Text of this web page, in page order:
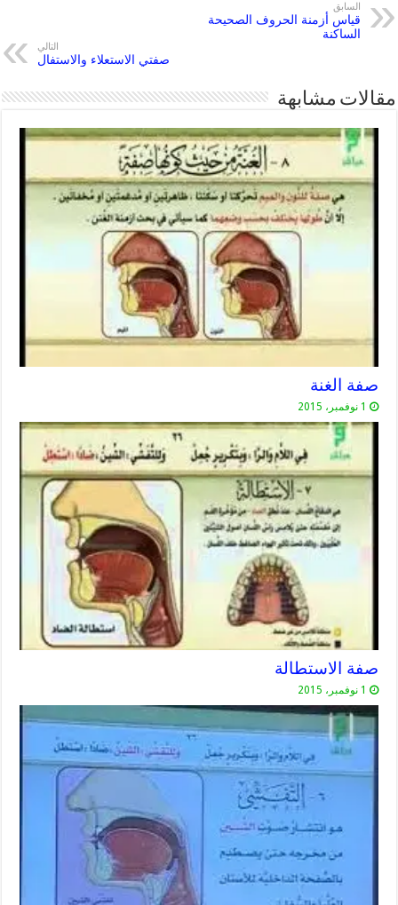
السابق
قياس أزمنة الحروف الصحيحة
الساكنة
التالي
صفتي الاستعلاء والاستفال
مقالات مشابهة
صفة الغنة
1 نوفمبر، 2015
صفة الاستطالة
1 نوفمبر، 2015